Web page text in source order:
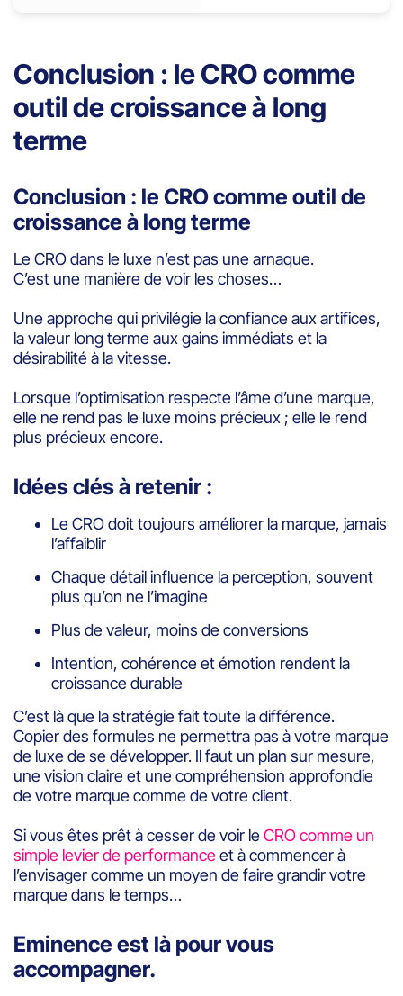
Conclusion : le CRO comme
outil de croissance à long
terme
Conclusion : le CRO comme outil de
croissance à long terme
Le CRO dans le luxe n’est pas une arnaque.
C’est une manière de voir les choses…
Une approche qui privilégie la confiance aux artifices,
la valeur long terme aux gains immédiats et la
désirabilité à la vitesse.
Lorsque l’optimisation respecte l’âme d’une marque,
elle ne rend pas le luxe moins précieux ; elle le rend
plus précieux encore.
Idées clés à retenir :
Le CRO doit toujours améliorer la marque, jamais
l’affaiblir
Chaque détail influence la perception, souvent
plus qu’on ne l’imagine
Plus de valeur, moins de conversions
Intention, cohérence et émotion rendent la
croissance durable
C’est là que la stratégie fait toute la différence.
Copier des formules ne permettra pas à votre marque
de luxe de se développer. Il faut un plan sur mesure,
une vision claire et une compréhension approfondie
de votre marque comme de votre client.
Si vous êtes prêt à cesser de voir leCRO comme un
simple levier de performanceet à commencer à
l’envisager comme un moyen de faire grandir votre
marque dans le temps…
Eminence est là pour vous
accompagner.